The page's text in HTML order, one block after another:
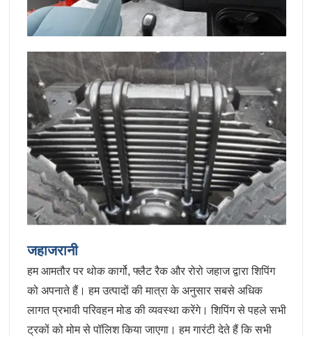
जहाजरानी
हम आमतौर पर थोक कार्गो, फ्लैट रैक और रोरो जहाज द्वारा शिपिंग
को अपनाते हैं। हम उत्पादों की मात्रा के अनुसार सबसे अधिक
लागत प्रभावी परिवहन मोड की व्यवस्था करेंगे। शिपिंग से पहले सभी
ट्रकों को मोम से पॉलिश किया जाएगा। हम गारंटी देते हैं कि सभी